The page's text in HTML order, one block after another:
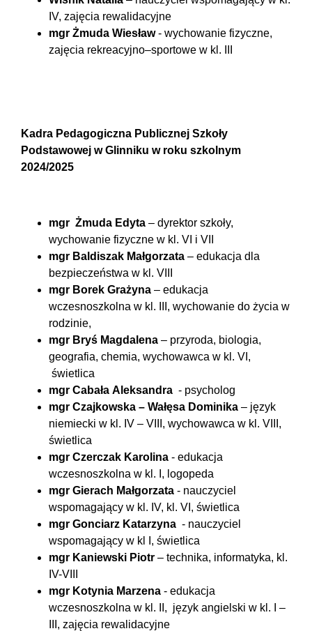
IV, zajęcia rewalidacyjne
mgr Żmuda Wiesław- wychowanie fizyczne,
zajęcia rekreacyjno–sportowe w kl. III
Kadra Pedagogiczna Publicznej Szkoły
Podstawowej w Glinniku w roku szkolnym
2024/2025
mgr Żmuda Edyta – dyrektor szkoły,
wychowanie fizyczne w kl. VI i VII
mgr Baldiszak Małgorzata – edukacja dla
bezpieczeństwa w kl. VIII
mgr Borek Grażyna – edukacja
wczesnoszkolna w kl. III, wychowanie do życia w
rodzinie,
mgr Bryś Magdalena – przyroda, biologia,
geografia, chemia, wychowawca w kl. VI,
świetlica
mgr Cabała Aleksandra - psycholog
mgr Czajkowska – Wałęsa Dominika – język
niemiecki w kl. IV – VIII, wychowawca w kl. VIII,
świetlica
mgr Czerczak Karolina - edukacja
wczesnoszkolna w kl. I, logopeda
mgr Gierach Małgorzata - nauczyciel
wspomagający w kl. IV, kl. VI, świetlica
mgr Gonciarz Katarzyna - nauczyciel
wspomagający w kl I, świetlica
mgr Kaniewski Piotr – technika, informatyka, kl.
IV-VIII
mgr Kotynia Marzena - edukacja
wczesnoszkolna w kl. II, język angielski w kl. I –
III, zajęcia rewalidacyjne